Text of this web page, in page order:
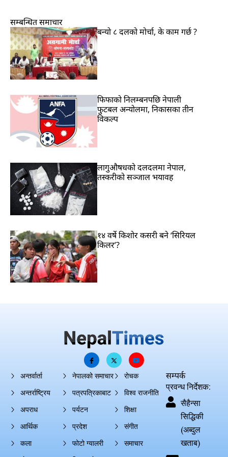
सम्बन्धित समाचार
बन्यो ८ दलको मोर्चा, के काम गर्छ ?
फिफाको निलम्बनपछि नेपाली
फुटबल अन्योलमा, निकासका तीन
विकल्प
लागुऔषधको दलदलमा नेपाल,
तस्करीको सञ्जाल भयावह
१४ वर्षे किशोर कसरी बने ‘सिरियल
किलर’?
अन्तर्वार्ता
अन्तर्राष्ट्रिय
अपराध
आर्थिक
कला
नेपालको समाचार
पत्रपत्रिकाबाट
पर्यटन
प्रदेश
फोटो ग्यालरी
रोचक
विश्व राजनीति
शिक्षा
संगीत
समाचार
सम्पर्क
प्रवन्ध निर्देशक:
सैहैन्सा
सिद्धिकी
(अब्दुल
खताब)